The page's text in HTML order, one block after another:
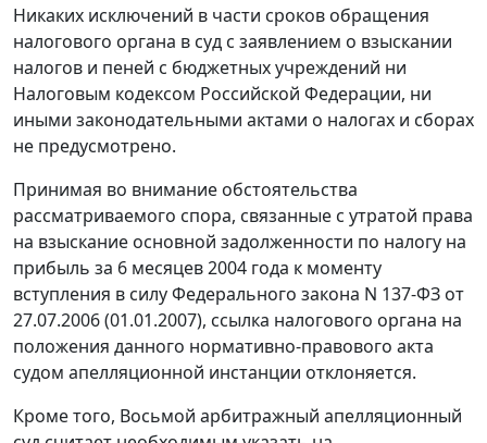
Никаких исключений в части сроков обращения
налогового органа в суд с заявлением о взыскании
налогов и пеней с бюджетных учреждений ни
Налоговым кодексом Российской Федерации, ни
иными законодательными актами о налогах и сборах
не предусмотрено.
Принимая во внимание обстоятельства
рассматриваемого спора, связанные с утратой права
на взыскание основной задолженности по налогу на
прибыль за 6 месяцев 2004 года к моменту
вступления в силуФедерального закона N 137-ФЗ от
27.07.2006 (01.01.2007), ссылка налогового органа на
положения данного нормативно-правового акта
судом апелляционной инстанции отклоняется.
Кроме того, Восьмой арбитражный апелляционный